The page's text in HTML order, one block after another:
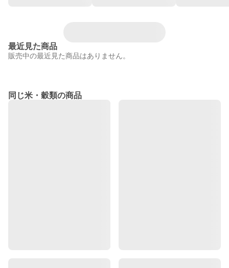
最近見た商品
販売中の最近見た商品はありません。
同じ米・穀類の商品